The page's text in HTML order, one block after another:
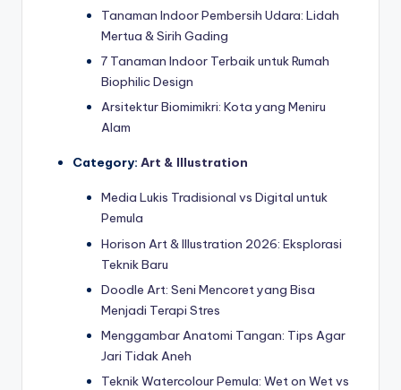
Tanaman Indoor Pembersih Udara: Lidah
Mertua & Sirih Gading
7 Tanaman Indoor Terbaik untuk Rumah
Biophilic Design
Arsitektur Biomimikri: Kota yang Meniru
Alam
Category: Art & Illustration
Media Lukis Tradisional vs Digital untuk
Pemula
Horison Art & Illustration 2026: Eksplorasi
Teknik Baru
Doodle Art: Seni Mencoret yang Bisa
Menjadi Terapi Stres
Menggambar Anatomi Tangan: Tips Agar
Jari Tidak Aneh
Teknik Watercolour Pemula: Wet on Wet vs